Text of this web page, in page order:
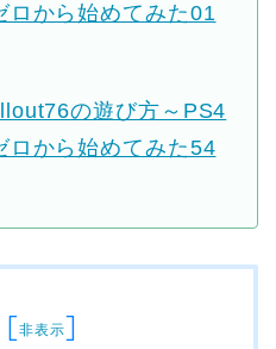
ロから始めてみた01
の遊び方～PS4
ロから始めてみた54
[非表示]